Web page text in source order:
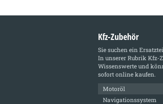
Kfz-Zubehör
Sie suchen ein
In unserer Rubrik Kfz-
Wissenswerte und
sofort online kaufen.
Motoröl
Navigationssystem